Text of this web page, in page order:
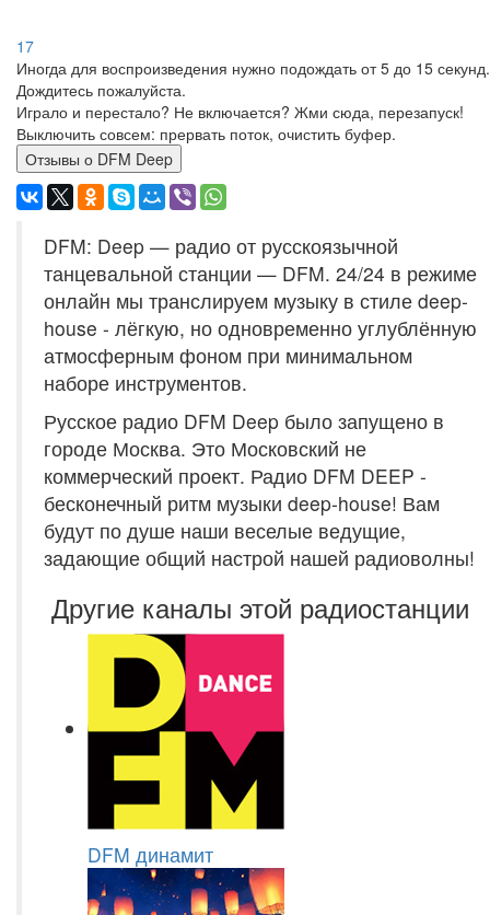
17
Иногда для воспроизведения нужно подождать от 5 до 15 секунд.
Дождитесь пожалуйста.
Играло и перестало? Не включается? Жми сюда, перезапуск!
Выключить совсем: прервать поток, очистить буфер.
Отзывы о DFM Deep
DFM: Deep — радио от русскоязычной
танцевальной станции — DFM. 24/24 в режиме
онлайн мы транслируем музыку в стиле deep-
house - лёгкую, но одновременно углублённую
атмосферным фоном при минимальном
наборе инструментов.
Русское радио DFM Deep было запущено в
городе Москва. Это Московский не
коммерческий проект. Радио DFM DEEP -
бесконечный ритм музыки deep-house! Вам
будут по душе наши веселые ведущие,
задающие общий настрой нашей радиоволны!
Другие каналы этой радиостанции
DFM динамит